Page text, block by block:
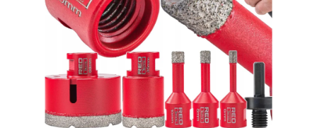
Autodoplňky
Vánoce
Ochranné pomůcky